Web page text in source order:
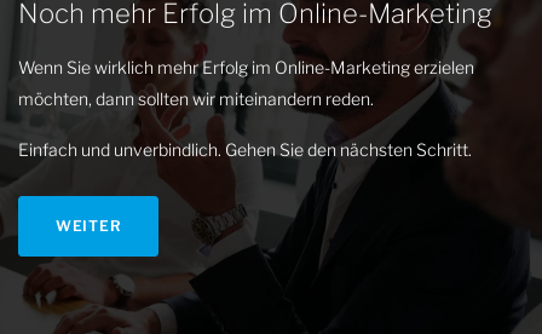
Noch mehr Erfolg im Online-Marketing
Wenn Sie wirklich mehr Erfolg im Online-Marketing erzielen
möchten, dann sollten wir miteinandern reden.
Einfach und unverbindlich. Gehen Sie den nächsten Schritt.
WEITER